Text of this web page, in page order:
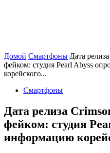
Домой Смартфоны Дата
фейком: студия Pearl Abyss
корейского...
Смартфоны
Дата релиза
фейком: студия
информацию